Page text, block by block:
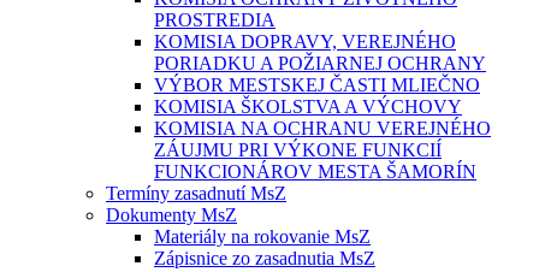
PROSTREDIA
KOMISIA DOPRAVY, VEREJNÉHO
PORIADKU A POŽIARNEJ OCHRANY
VÝBOR MESTSKEJ ČASTI MLIEČNO
KOMISIA ŠKOLSTVA A VÝCHOVY
KOMISIA NA OCHRANU VEREJNÉHO
ZÁUJMU PRI VÝKONE FUNKCIÍ
FUNKCIONÁROV MESTA ŠAMORÍN
Termíny zasadnutí MsZ
Dokumenty MsZ
Materiály na rokovanie MsZ
Zápisnice zo zasadnutia MsZ